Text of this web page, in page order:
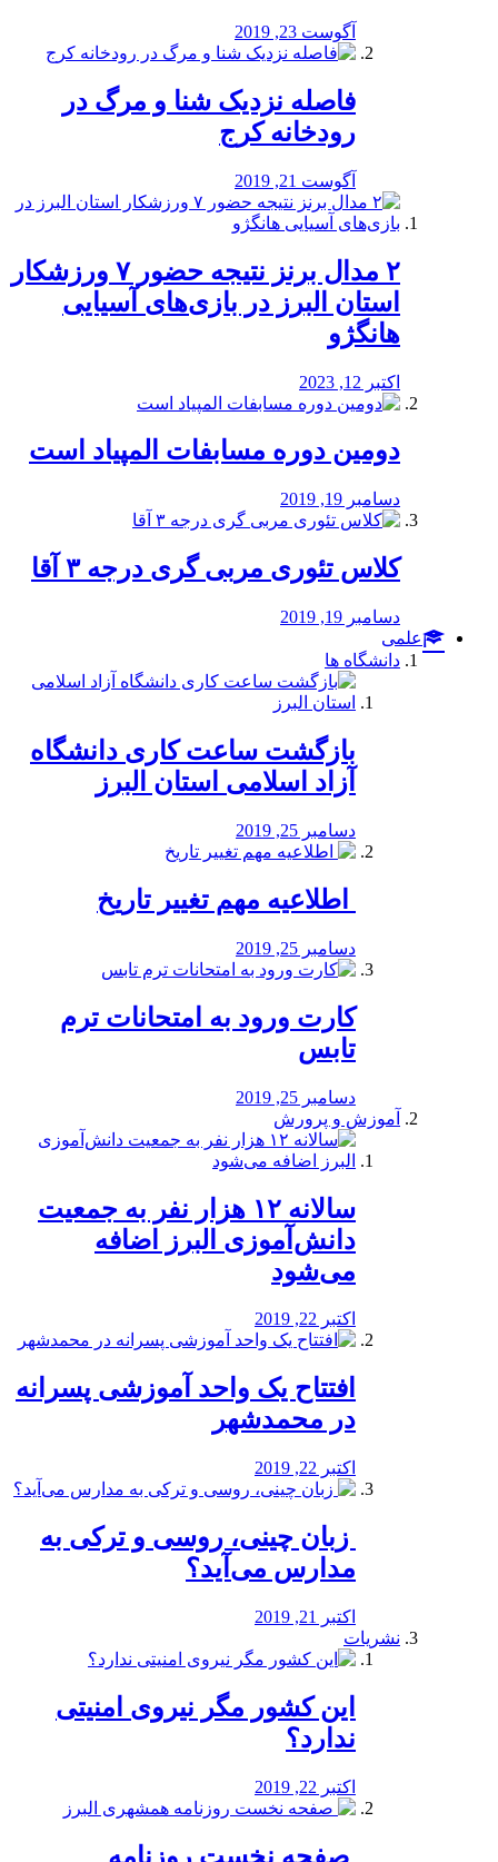
آگوست 23, 2019
️فاصله نزدیک شنا و مرگ در
رودخانه کرج
آگوست 21, 2019
۲ مدال برنز نتیجه حضور ۷ ورزشکار
استان البرز در بازی‌های آسیایی
هانگژو
اکتبر 12, 2023
دومین دوره مسابفات المپیاد است
دسامبر 19, 2019
کلاس تئوری مربی گری درجه ۳ آقا
دسامبر 19, 2019
علمی
دانشگاه ها
بازگشت ساعت کاری دانشگاه
آزاد اسلامی استان البرز
دسامبر 25, 2019
️ اطلاعیه مهم تغییر تاریخ
دسامبر 25, 2019
کارت ورود به امتحانات ترم
تابس
دسامبر 25, 2019
آموزش و پرورش
️سالانه ۱۲ هزار نفر به جمعیت
دانش‌آموزی البرز اضافه
می‌شود
اکتبر 22, 2019
افتتاح یک واحد آموزشی پسرانه
در محمدشهر
اکتبر 22, 2019
️ زبان چینی، روسی و ترکی به
مدارس می‌آید؟
اکتبر 21, 2019
نشریات
این کشور مگر نیروی امنیتی
ندارد؟
اکتبر 22, 2019
️ صفحه نخست روزنامه‌